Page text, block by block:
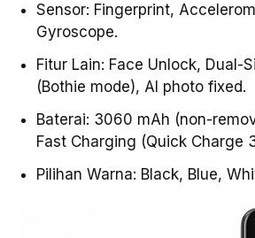
Sensor: Fingerprint,
Gyroscope.
Fitur Lain: Face Unlock, Dual-
(Bothie mode), AI photo fixed.
Baterai: 3060 mAh (non-
Fast Charging (Quick Charge
Pilihan Warna: Black, Blue,